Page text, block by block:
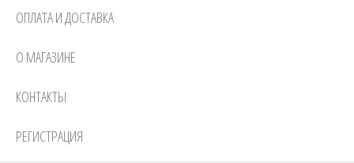
ОПЛАТА И ДОСТАВКА
О МАГАЗИНЕ
КОНТАКТЫ
РЕГИСТРАЦИЯ